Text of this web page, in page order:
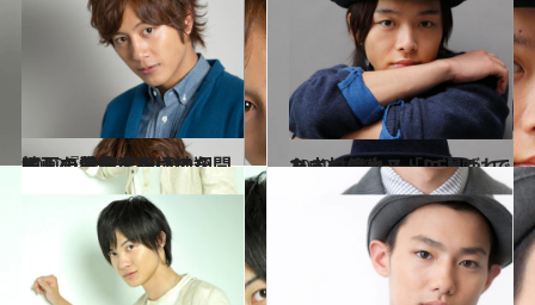
2012.10.19
映画『黄金を抱いて翔べ』の熱演で新境地を開拓した溝端淳平(1)
カルチャー 2012.10.5
ミュージカル「RENT」でメインキャストに選ばれた中村倫也
カルチャー